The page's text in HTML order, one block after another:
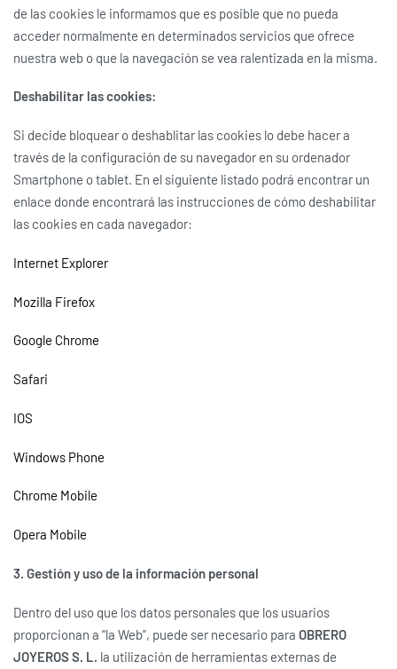
de las cookies le informamos que es posible que no pueda
acceder normalmente en determinados servicios que ofrece
nuestra web o que la navegación se vea ralentizada en la misma.
Deshabilitar las cookies:
Si decide bloquear o deshablitar las cookies lo debe hacer a
través de la configuración de su navegador en su ordenador
Smartphone o tablet. En el siguiente listado podrá encontrar un
enlace donde encontrará las instrucciones de cómo deshabilitar
las cookies en cada navegador:
Internet Explorer
Mozilla Firefox
Google Chrome
Safari
IOS
Windows Phone
Chrome Mobile
Opera Mobile
3. Gestión y uso de la información personal
Dentro del uso que los datos personales que los usuarios
proporcionan a “la Web”, puede ser necesario para OBRERO
JOYEROS S. L. la utilización de herramientas externas de